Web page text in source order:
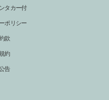
タカー付
ポリシー
款
約
告